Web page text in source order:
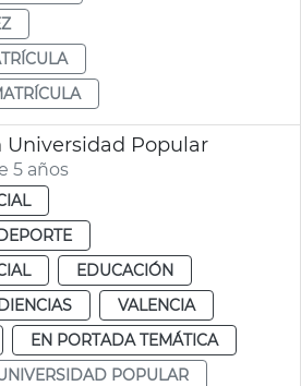
Universidad Popular
5 años
EDUCACIÓN
VALENCIA
EN PORTADA TEMÁTICA
POPULAR